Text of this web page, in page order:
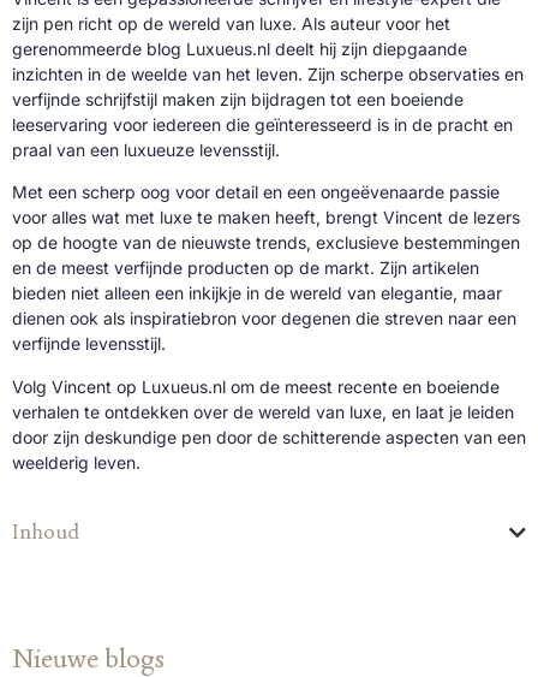
zijn pen richt op de wereld van luxe. Als auteur voor het
gerenommeerde blog Luxueus.nl deelt hij zijn diepgaande
inzichten in de weelde van het leven. Zijn scherpe observaties en
verfijnde schrijfstijl maken zijn bijdragen tot een boeiende
leeservaring voor iedereen die geïnteresseerd is in de pracht en
praal van een luxueuze levensstijl.
Met een scherp oog voor detail en een ongeëvenaarde passie
voor alles wat met luxe te maken heeft, brengt Vincent de lezers
op de hoogte van de nieuwste trends, exclusieve bestemmingen
en de meest verfijnde producten op de markt. Zijn artikelen
bieden niet alleen een inkijkje in de wereld van elegantie, maar
dienen ook als inspiratiebron voor degenen die streven naar een
verfijnde levensstijl.
Volg Vincent op Luxueus.nl om de meest recente en boeiende
verhalen te ontdekken over de wereld van luxe, en laat je leiden
door zijn deskundige pen door de schitterende aspecten van een
weelderig leven.
Inhoud
Nieuwe blogs